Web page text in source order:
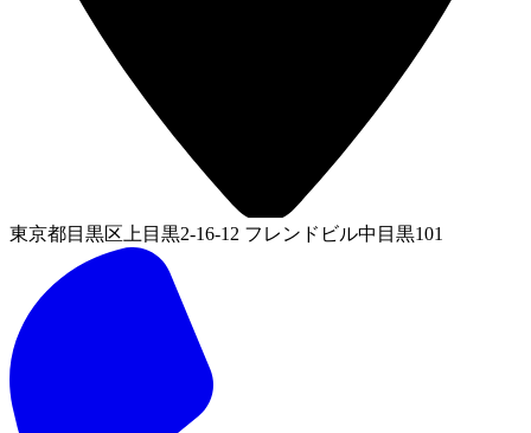
東京都目黒区上目黒2-16-12 フレンドビル中目黒101